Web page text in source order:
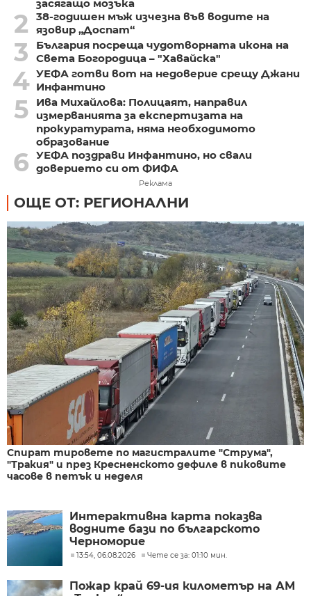
засягащо мозъка
2
38-годишен мъж изчезна във водите на
язовир „Доспат“
3
България посреща чудотворната икона на
Света Богородица – "Хавайска"
4 УЕФА готви вот на недоверие срещу Джани
Инфантино
5
Ива Михайлова: Полицаят, направил
измерванията за експертизата на
прокуратурата, няма необходимото
образование
6 УЕФА поздрави Инфантино, но свали
доверието си от ФИФА
Реклама
ОЩЕ ОТ: РЕГИОНАЛНИ
Спират тировете по магистралите "Струма",
"Тракия" и през Кресненското дефиле в пиковите
часове в петък и неделя
Интерактивна карта показва
водните бази по българското
Черноморие
13:54, 06.08.2026 Чете се за: 01:10 мин.
Пожар край 69-ия километър на АМ